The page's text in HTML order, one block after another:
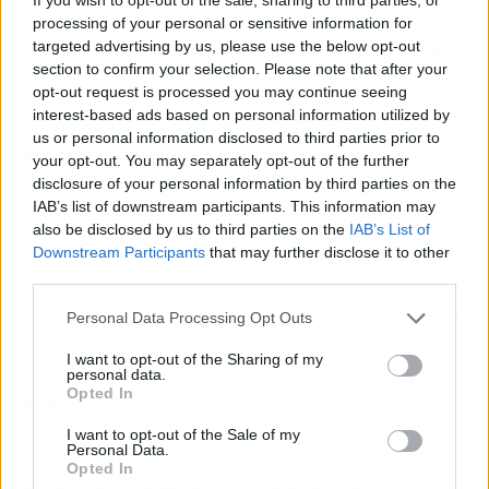
processing of your personal or sensitive information for
targeted advertising by us, please use the below opt-out
section to confirm your selection. Please note that after your
opt-out request is processed you may continue seeing
interest-based ads based on personal information utilized by
us or personal information disclosed to third parties prior to
your opt-out. You may separately opt-out of the further
disclosure of your personal information by third parties on the
IAB’s list of downstream participants. This information may
also be disclosed by us to third parties on the IAB’s List of
Downstream Participants that may further disclose it to other
Personal Data Processing Opt Outs
I want to opt-out of the Sharing of my
personal data.
Opted In
I want to opt-out of the Sale of my
Personal Data.
Opted In
Qué hacer si te topas con estos
parches: denuncia y reclamación
Si ya has comprado uno de estos
promocionados parches adelgazantes, tienes
derecho a reclamar. La OCU recomienda, antes
de nada, suspender su uso y, si has
experimentado cualquier reacción adversa,
consultar con un profesional sanitario.
En cuanto a la devolución del dinero,
dependiendo de dónde lo hayas adquirido y del
de desistimiento. En compras online,
la ley te
ampara con 14 días naturales
producto sin necesidad de justificación,
siempre que no esté abierto o usado (en
productos de higiene o cosméticos, la